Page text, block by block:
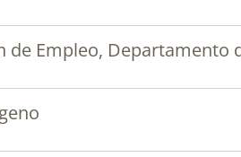
de Empleo, Departamento